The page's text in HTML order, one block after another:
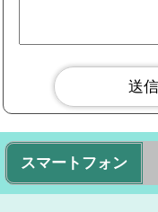
スマートフォン